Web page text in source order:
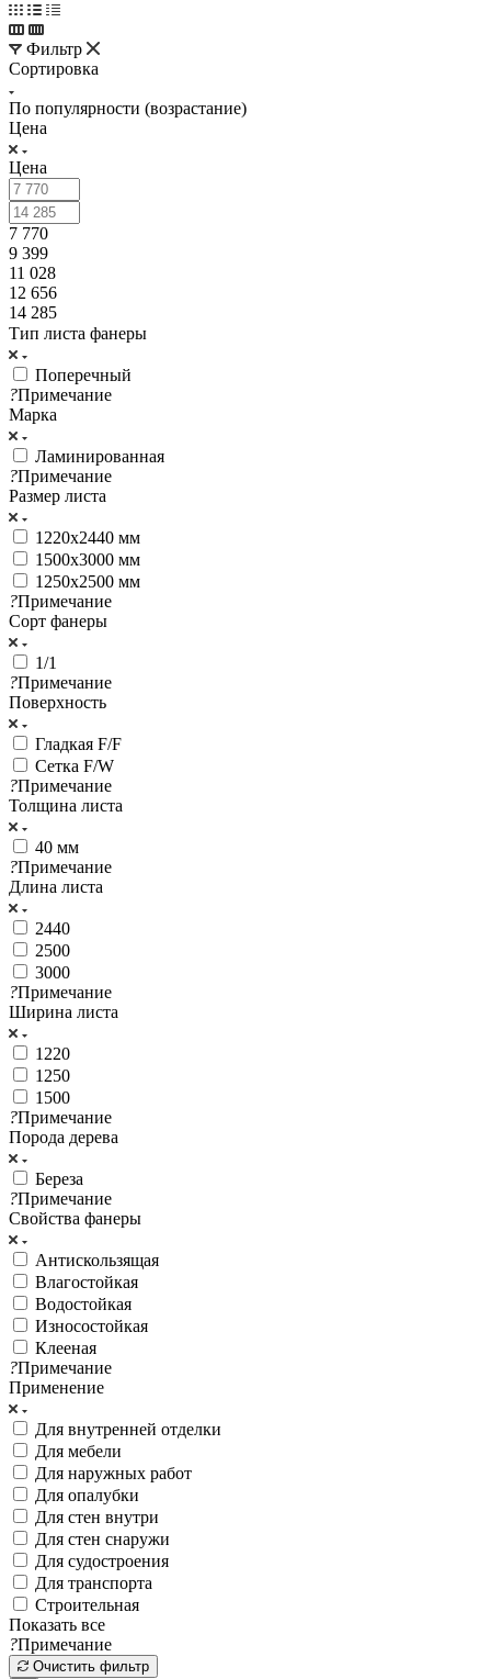
Фильтр
Сортировка
По популярности (возрастание)
Цена
Цена
7 770
9 399
11 028
12 656
14 285
Тип листа фанеры
Поперечный
?Примечание
Марка
Ламинированная
?Примечание
Размер листа
1220x2440 мм
1500x3000 мм
1250x2500 мм
?Примечание
Сорт фанеры
1/1
?Примечание
Поверхность
Гладкая F/F
Сетка F/W
?Примечание
Толщина листа
40 мм
?Примечание
Длина листа
2440
2500
3000
?Примечание
Ширина листа
1220
1250
1500
?Примечание
Порода дерева
Береза
?Примечание
Свойства фанеры
Антискользящая
Влагостойкая
Водостойкая
Износостойкая
Клееная
?Примечание
Применение
Для внутренней отделки
Для мебели
Для наружных работ
Для опалубки
Для стен внутри
Для стен снаружи
Для судостроения
Для транспорта
Строительная
Показать все
?Примечание
Очистить фильтр